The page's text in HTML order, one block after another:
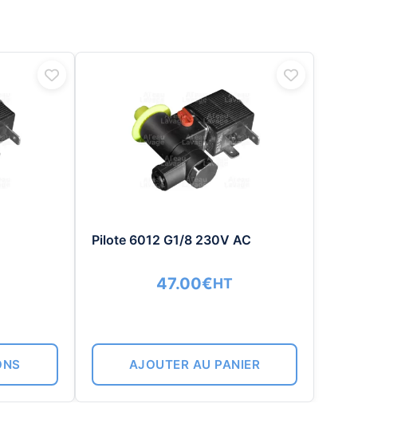
Pilote 6012 G1/8 230V AC
47.00€HT
AJOUTER AU PANIER